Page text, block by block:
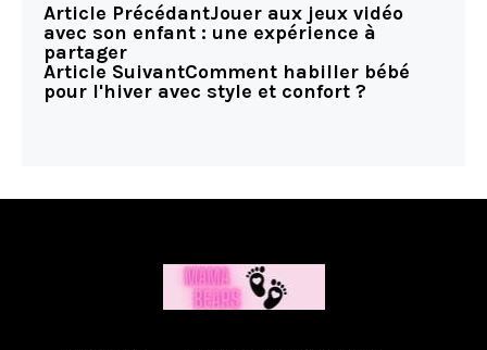
Article PrécédantJouer aux jeux vidéo
avec son enfant : une expérience à
partager
Article SuivantComment habiller bébé
pour l'hiver avec style et confort ?